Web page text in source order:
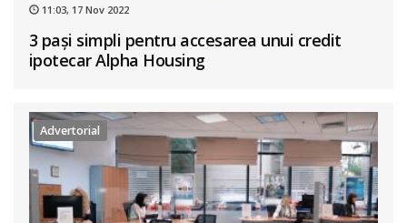
11:03, 17 Nov 2022
3 pași simpli pentru accesarea unui credit
ipotecar Alpha Housing
Advertorial